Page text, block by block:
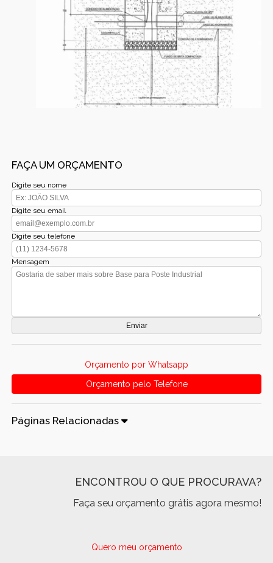
FAÇA UM ORÇAMENTO
Digite seu nome
Digite seu email
Digite seu telefone
Mensagem
Orçamento por Whatsapp
Orçamento pelo Telefone
Páginas Relacionadas
ENCONTROU O QUE PROCURAVA?
Faça seu orçamento grátis agora mesmo!
Quero meu orçamento